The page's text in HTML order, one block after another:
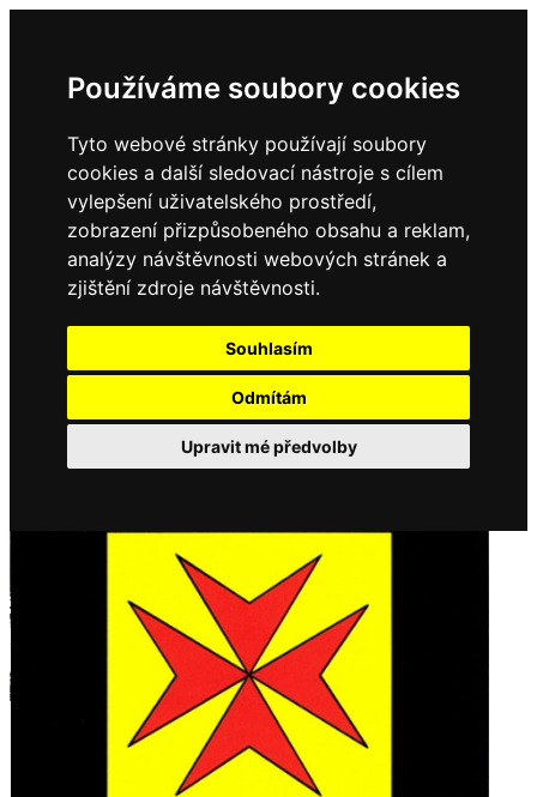
Používáme soubory cookies
Tyto webové stránky používají soubory
cookies a další sledovací nástroje s cílem
vylepšení uživatelského prostředí,
zobrazení přizpůsobeného obsahu a reklam,
analýzy návštěvnosti webových stránek a
zjištění zdroje návštěvnosti.
Souhlasím
Odmítám
Upravit mé předvolby